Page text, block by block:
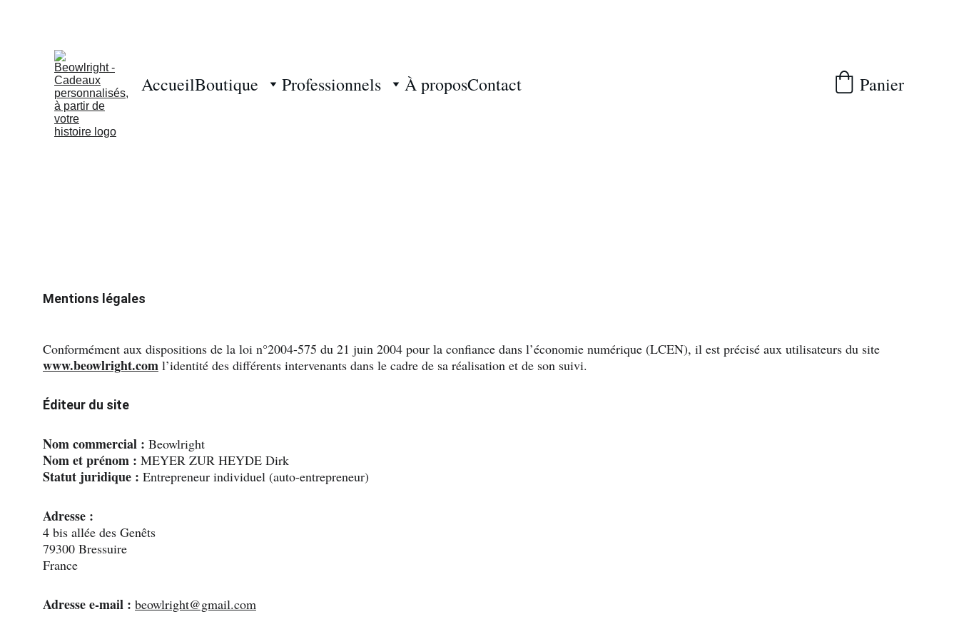
AccueilBoutique Professionnels À proposContact Panier
Mentions légales
Conformément aux dispositions de la loi n°2004-575 du 21 juin 2004 pour la confiance dans l’économie numérique (LCEN), il est précisé aux utilisateurs du site
www.beowlright.com l’identité des différents intervenants dans le cadre de sa réalisation et de son suivi.
Éditeur du site
Nom commercial : Beowlright
Nom et prénom : MEYER ZUR HEYDE Dirk
Statut juridique : Entrepreneur individuel (auto-entrepreneur)
Adresse :
4 bis allée des Genêts
79300 Bressuire
France
Adresse e-mail : beowlright@gmail.com